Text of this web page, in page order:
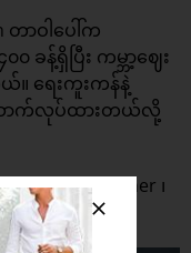
ာဝါပေါ်က
ခန့်ရှိပြီး ကမ္ဘာ့ဈေး
။ ရေးကူးကန်နဲ့
ောက်လုပ်ထားတယ်လို့
sur-mer ၊